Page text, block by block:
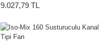
9.027,79 TL